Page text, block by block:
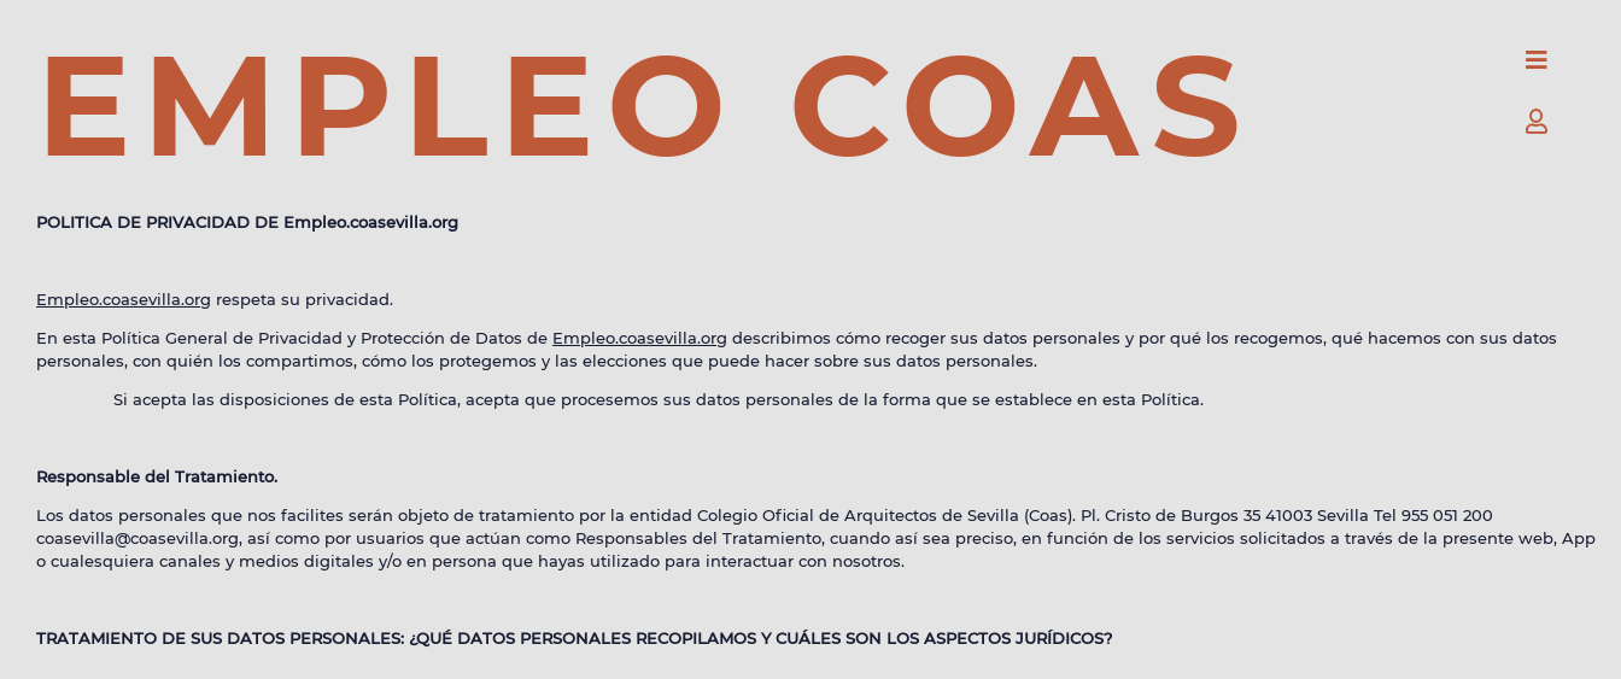
ORIENTACIÓN LABORAL
EMPLEO COAS
POLITICA DE PRIVACIDAD DE Empleo.coasevilla.org
Empleo.coasevilla.org respeta su privacidad.
En esta Política General de Privacidad y Protección de Datos de Empleo.coasevilla.org describimos cómo recoger sus datos personales y por qué los recogemos, qué hacemos con sus datos
personales, con quién los compartimos, cómo los protegemos y las elecciones que puede hacer sobre sus datos personales.
Si acepta las disposiciones de esta Política, acepta que procesemos sus datos personales de la forma que se establece en esta Política.
Responsable del Tratamiento.
Los datos personales que nos facilites serán objeto de tratamiento por la entidad Colegio Oficial de Arquitectos de Sevilla (Coas). Pl. Cristo de Burgos 35 41003 Sevilla Tel 955 051 200
coasevilla@coasevilla.org, así como por usuarios que actúan como Responsables del Tratamiento, cuando así sea preciso, en función de los servicios solicitados a través de la presente web, App
o cualesquiera canales y medios digitales y/o en persona que hayas utilizado para interactuar con nosotros.
TRATAMIENTO DE SUS DATOS PERSONALES: ¿QUÉ DATOS PERSONALES RECOPILAMOS Y CUÁLES SON LOS ASPECTOS JURÍDICOS?